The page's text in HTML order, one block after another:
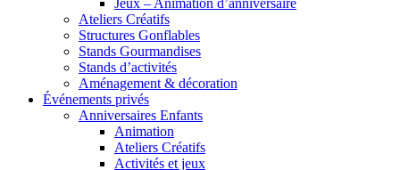
Jeux – Animation d’anniversaire
Ateliers Créatifs
Structures Gonflables
Stands Gourmandises
Stands d’activités
Aménagement & décoration
Événements privés
Anniversaires Enfants
Animation
Ateliers Créatifs
Activités et jeux